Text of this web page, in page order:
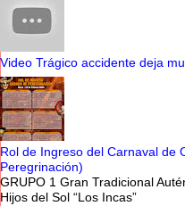
Video Trágico accidente deja
Rol de Ingreso del Carnaval de
Peregrinación)
GRUPO 1 Gran Tradicional
Hijos del Sol “Los